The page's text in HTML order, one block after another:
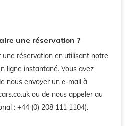
une réservation ?
une réservation en utilisant notre
ligne instantané. Vous avez
nous envoyer un e-mail à
ou de nous appeler au
: +44 (0) 208 111 1104).